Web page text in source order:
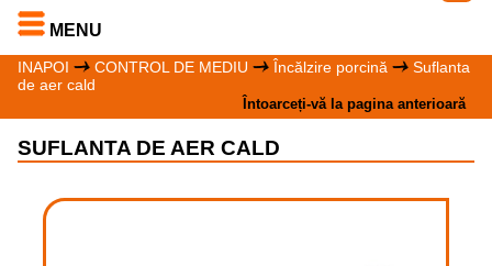
MENU
INAPOI CONTROL DE MEDIU Încălzire porcină
Suflanta
de aer cald
Întoarceți-vă la pagina anterioară
SUFLANTA DE AER CALD